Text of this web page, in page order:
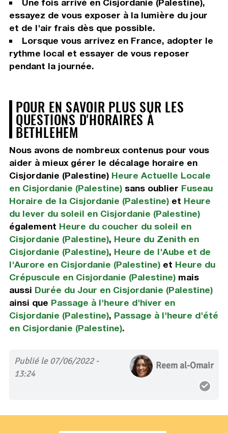
Une fois arrivé en Cisjordanie (Palestine),
essayez de vous exposer à la lumière du jour
et de l'air frais dès que possible.
Lorsque vous arrivez en France, adopter le
rythme local et essayer de vous reposer
pendant la journée.
POUR EN SAVOIR PLUS SUR LES
QUESTIONS D'HORAIRES À
BETHLEHEM
Nous avons de nombreux contenus pour vous
aider à mieux gérer le décalage horaire en
Cisjordanie (Palestine) Heure Actuelle Locale
en Cisjordanie (Palestine)sans oublier Fuseau
Horaire de la Cisjordanie (Palestine)et Heure
du lever du soleil en Cisjordanie (Palestine)
également Heure du coucher du soleil en
Cisjordanie (Palestine), Heure du Zenith en
Cisjordanie (Palestine), Heure de l'Aube et de
l'Aurore en Cisjordanie (Palestine)et Heure du
Crépuscule en Cisjordanie (Palestine)mais
aussi Durée du Jour en Cisjordanie (Palestine)
ainsi que Passage à l'heure d'hiver en
Cisjordanie (Palestine), Passage à l'heure d'été
en Cisjordanie (Palestine).
Publié le 07/06/2022 -
13:24
Reem al-Omair